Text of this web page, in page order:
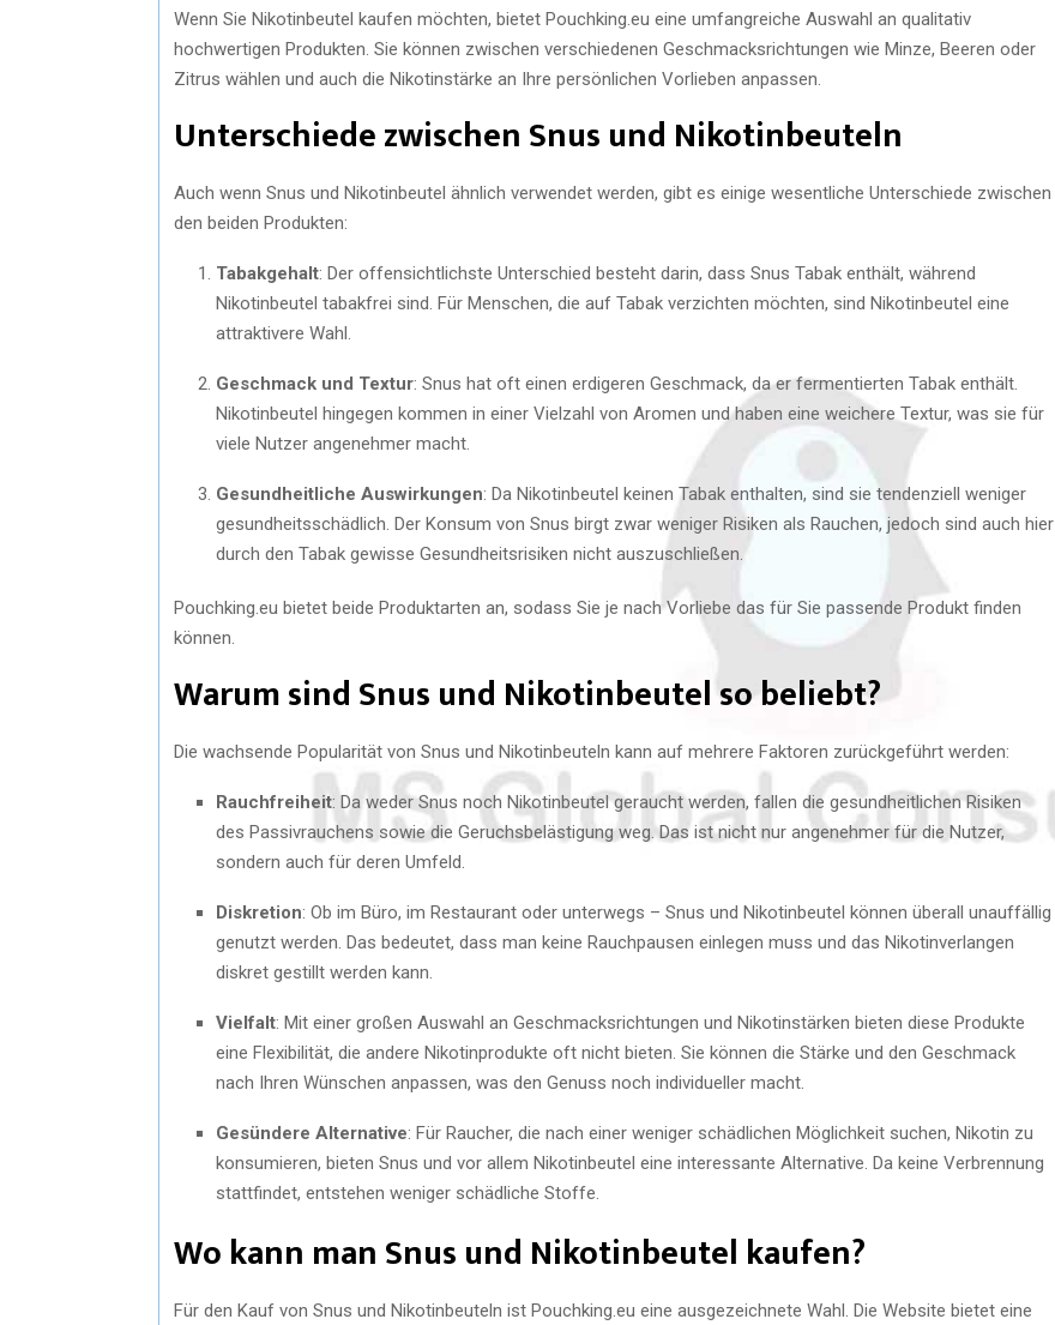
Wenn Sie Nikotinbeutel kaufen möchten, bietet Pouchking.eu eine umfangreiche Auswahl an qualitativ
hochwertigen Produkten. Sie können zwischen verschiedenen Geschmacksrichtungen wie Minze, Beeren oder
Zitrus wählen und auch die Nikotinstärke an Ihre persönlichen Vorlieben anpassen.
Unterschiede zwischen Snus und Nikotinbeuteln
Auch wenn Snus und Nikotinbeutel ähnlich verwendet werden, gibt es einige wesentliche Unterschiede zwischen
den beiden Produkten:
Tabakgehalt: Der offensichtlichste Unterschied besteht darin, dass Snus Tabak enthält, während
Nikotinbeutel tabakfrei sind. Für Menschen, die auf Tabak verzichten möchten, sind Nikotinbeutel eine
attraktivere Wahl.
Geschmack und Textur: Snus hat oft einen erdigeren Geschmack, da er fermentierten Tabak enthält.
Nikotinbeutel hingegen kommen in einer Vielzahl von Aromen und haben eine weichere Textur, was sie für
viele Nutzer angenehmer macht.
Gesundheitliche Auswirkungen: Da Nikotinbeutel keinen Tabak enthalten, sind sie tendenziell weniger
gesundheitsschädlich. Der Konsum von Snus birgt zwar weniger Risiken als Rauchen, jedoch sind auch hier
durch den Tabak gewisse Gesundheitsrisiken nicht auszuschließen.
Pouchking.eu bietet beide Produktarten an, sodass Sie je nach Vorliebe das für Sie passende Produkt finden
können.
Warum sind Snus und Nikotinbeutel so beliebt?
Die wachsende Popularität von Snus und Nikotinbeuteln kann auf mehrere Faktoren zurückgeführt werden:
Rauchfreiheit: Da weder Snus noch Nikotinbeutel geraucht werden, fallen die gesundheitlichen Risiken
des Passivrauchens sowie die Geruchsbelästigung weg. Das ist nicht nur angenehmer für die Nutzer,
sondern auch für deren Umfeld.
Diskretion: Ob im Büro, im Restaurant oder unterwegs – Snus und Nikotinbeutel können überall unauffällig
genutzt werden. Das bedeutet, dass man keine Rauchpausen einlegen muss und das Nikotinverlangen
diskret gestillt werden kann.
Vielfalt: Mit einer großen Auswahl an Geschmacksrichtungen und Nikotinstärken bieten diese Produkte
eine Flexibilität, die andere Nikotinprodukte oft nicht bieten. Sie können die Stärke und den Geschmack
nach Ihren Wünschen anpassen, was den Genuss noch individueller macht.
Gesündere Alternative: Für Raucher, die nach einer weniger schädlichen Möglichkeit suchen, Nikotin zu
konsumieren, bieten Snus und vor allem Nikotinbeutel eine interessante Alternative. Da keine Verbrennung
stattfindet, entstehen weniger schädliche Stoffe.
Wo kann man Snus und Nikotinbeutel kaufen?
Für den Kauf von Snus und Nikotinbeuteln ist Pouchking.eu eine ausgezeichnete Wahl. Die Website bietet eine